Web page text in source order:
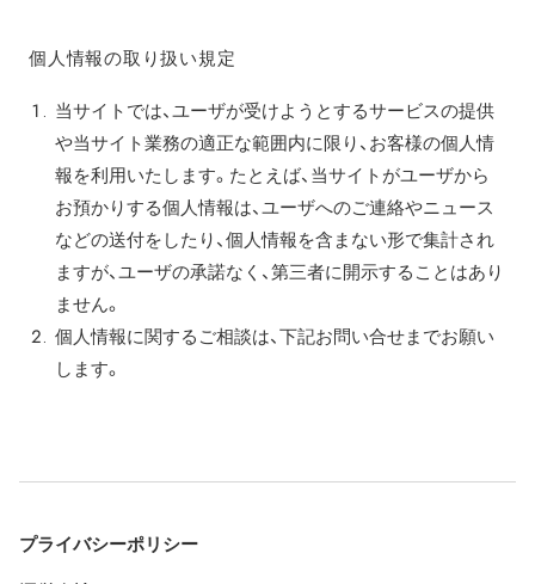
個人情報の取り扱い規定
当サイトでは、ユーザが受けようとするサービスの提供
や当サイト業務の適正な範囲内に限り、お客様の個人情
報を利用いたします。たとえば、当サイトがユーザから
お預かりする個人情報は、ユーザへのご連絡やニュース
などの送付をしたり、個人情報を含まない形で集計され
ますが、ユーザの承諾なく、第三者に開示することはあり
ません。
個人情報に関するご相談は、下記お問い合せまでお願い
します。
プライバシーポリシー